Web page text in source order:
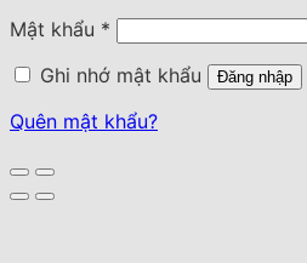
Mật khẩu *
Ghi nhớ mật khẩu
Đăng nhập
Quên mật khẩu?